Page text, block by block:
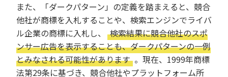
また、「ダークパターン」の定義を踏まえると、競合
他社が商標を入札することや、検索エンジンでライバ
ル企業の商標に入札し、
検索結果に競合他社のスポ
ンサー広告を表示することも、ダークパターンの一例
とみなされる可能性があります 。現在、1999年商標
法第29条に基づき、競合他社やプラットフォーム所